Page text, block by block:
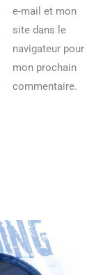
e-mail et mon
site dans le
navigateur pour
mon prochain
commentaire.